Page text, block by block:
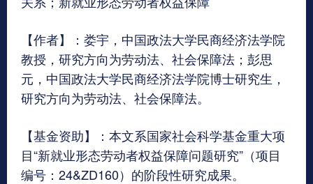
【作者】：娄宇，中国政法大学民商经济法学院
教授，研究方向为劳动法、社会保障法；彭思
元，中国政法大学民商经济法学院博士研究生，
研究方向为劳动法、社会保障法。
【基金资助】：本文系国家社会科学基金重大项
目“新就业形态劳动者权益保障问题研究”（项目
编号：24&ZD160）的阶段性研究成果。